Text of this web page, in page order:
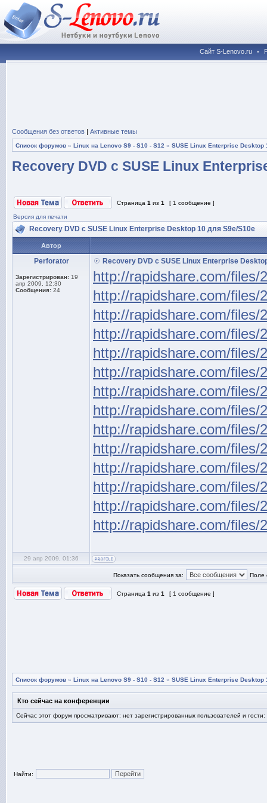
Сайт S-Lenovo.ru •
Сообщения без ответов | Активные темы
Список форумов » Linux на Lenovo S9 - S10 - S12 » SUSE Linux Enterprise Desktop
Recovery DVD с SUSE Linux
Страница 1 из 1 [ 1 сообщение ]
Версия для печати
Recovery DVD с SUSE Linux Enterprise Desktop 10 для S9e/S10e
Автор
Perforator
Зарегистрирован: 19
апр 2009, 12:30
Сообщения: 24
Recovery DVD с SUSE Linux Enterprise
http://rapidshare.com/files/
http://rapidshare.com/files/
http://rapidshare.com/files/
http://rapidshare.com/files/
http://rapidshare.com/files/
http://rapidshare.com/files/
http://rapidshare.com/files/
http://rapidshare.com/files/
http://rapidshare.com/files/
http://rapidshare.com/files/
http://rapidshare.com/files/
http://rapidshare.com/files/
http://rapidshare.com/files/
http://rapidshare.com/files/
29 апр 2009, 01:36
Показать сообщения за: Поле
Страница 1 из 1 [ 1 сообщение ]
Список форумов » Linux на Lenovo S9 - S10 - S12 » SUSE Linux Enterprise Desktop
Кто сейчас на конференции
Сейчас этот форум просматривают: нет зарегистрированных пользователей и гости:
Найти: